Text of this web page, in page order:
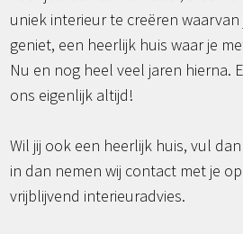
uniek interieur te creëren waarvan
geniet, een heerlijk huis waar je
Nu en nog heel veel jaren hierna.
ons eigenlijk altijd!
Wil jij ook een heerlijk huis, vul
in dan nemen wij contact met je
vrijblijvend interieuradvies.